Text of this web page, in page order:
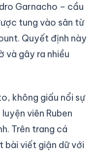
Garnacho – cầu
tung vào sân từ
Quyết định này
và gây ra nhiều
không giấu nổi sự
viên Ruben
Trên trang cá
bài viết giận dữ với